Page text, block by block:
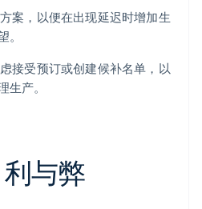
案，以便在出现延迟时增加生
接受预订或创建候补名单，以
生产。
与弊